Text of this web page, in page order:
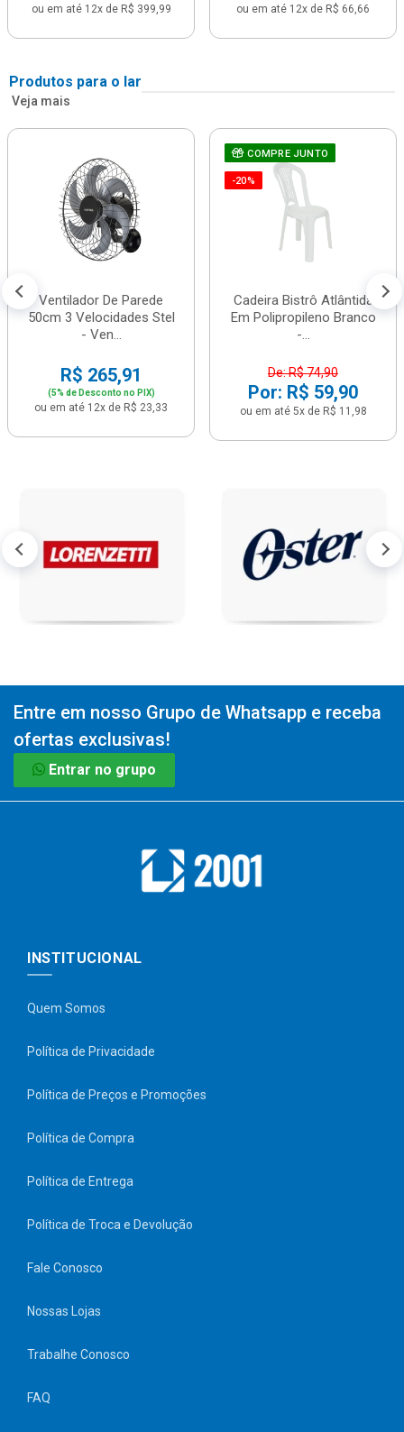
ou em até 12x de R$ 399,99 ou em até 12x de R$ 66,66
Produtos para o lar
Veja mais
Ventilador De Parede
50cm 3 Velocidades Stel
- Ven...
R$ 265,91
(5% de Desconto no PIX)
ou em até 12x de R$ 23,33
COMPRE JUNTO
-20%
Cadeira Bistrô Atlântida
Em Polipropileno Branco
-...
De: R$ 74,90
Por: R$ 59,90
ou em até 5x de R$ 11,98
Entre em nosso Grupo de Whatsapp e receba
ofertas exclusivas!
Entrar no grupo
INSTITUCIONAL
Quem Somos
Política de Privacidade
Política de Preços e Promoções
Política de Compra
Política de Entrega
Política de Troca e Devolução
Fale Conosco
Nossas Lojas
Trabalhe Conosco
FAQ